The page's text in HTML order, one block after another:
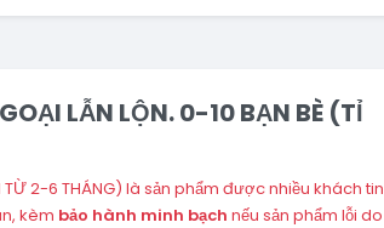
LẪN LỘN. 0-10 BẠN BÈ (TỈ
TỪ 2-6 THÁNG) là sản phẩm được nhiều khách tin
kèm bảo hành minh bạch nếu sản phẩm lỗi do